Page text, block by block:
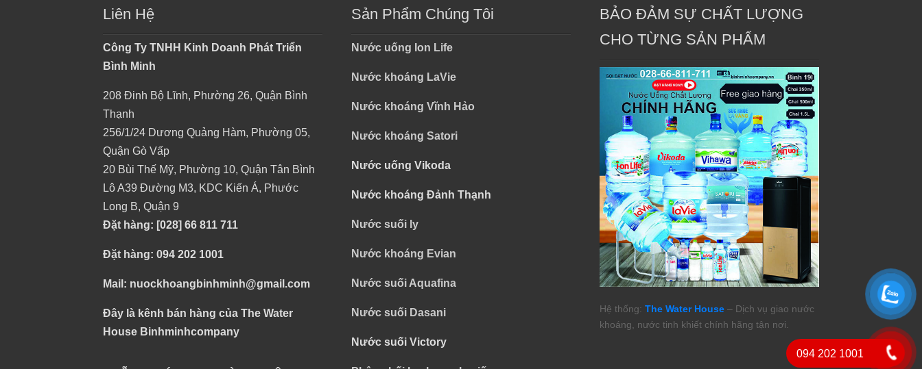
Liên Hệ
Công Ty TNHH Kinh Doanh Phát Triển
Bình Minh
208 Đinh Bộ Lĩnh, Phường 26, Quận Bình
Thạnh
256/1/24 Dương Quảng Hàm, Phường 05,
Quận Gò Vấp
20 Bùi Thế Mỹ, Phường 10, Quận Tân Bình
Lô A39 Đường M3, KDC Kiến Á, Phước
Long B, Quận 9
Đặt hàng: [028] 66 811 711
Đặt hàng: 094 202 1001
Mail: nuockhoangbinhminh@gmail.com
Đây là kênh bán hàng của The Water
House Binhminhcompany
Sản Phẩm Chúng Tôi
Nước uống Ion Life
Nước khoáng LaVie
Nước khoáng Vĩnh Hảo
Nước khoáng Satori
Nước uống Vikoda
Nước khoáng Đảnh Thạnh
Nước suối ly
Nước khoáng Evian
Nước suối Aquafina
Nước suối Dasani
Nước suối Victory
BẢO ĐẢM SỰ CHẤT LƯỢNG
CHO TỪNG SẢN PHẨM
Hệ thống: The Water House – Dịch vụ giao nước
khoáng, nước tinh khiết chính hãng tận nơi.
094 202 1001